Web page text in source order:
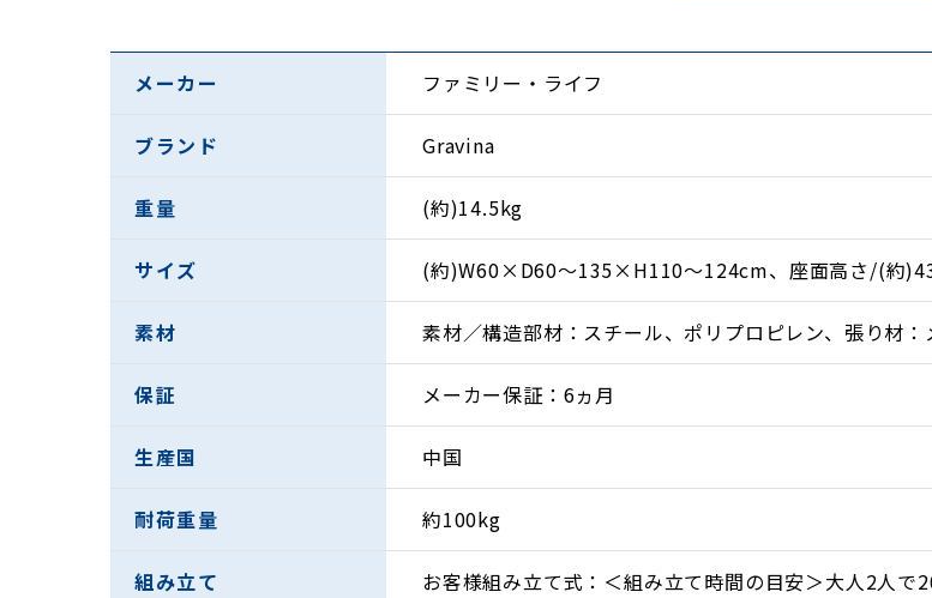
メーカー ファミリー・ライフ
ブランド Gravina
重量 (約)14.5kg
サイズ (約)W60×D60〜135×H110〜124cm、座面高さ/(約
素材 素材／構造部材：スチール、ポリプロピレン、張り材
保証 メーカー保証：6ヵ月
生産国 中国
耐荷重量 約100kg
組み立て お客様組み立て式：＜組み立て時間の目安＞大人2人で